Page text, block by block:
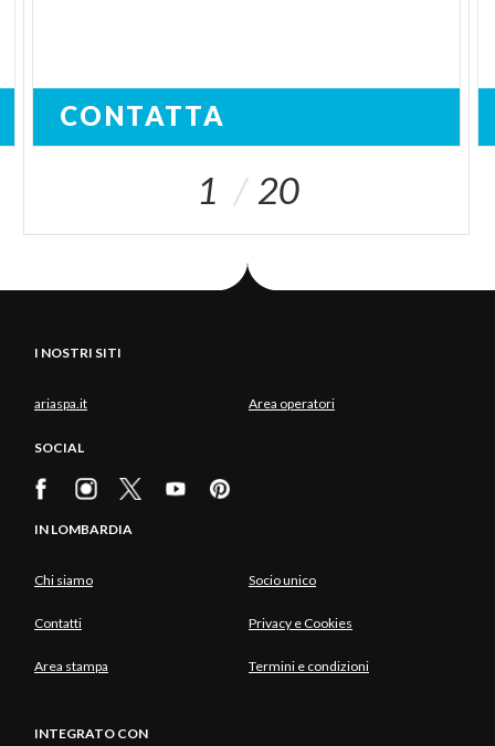
CONTATTA
1 20
I NOSTRI SITI
ariaspa.it Area operatori
SOCIAL
IN LOMBARDIA
Chi siamo Socio unico
Contatti Privacy e Cookies
Area stampa Termini e condizioni
INTEGRATO CON